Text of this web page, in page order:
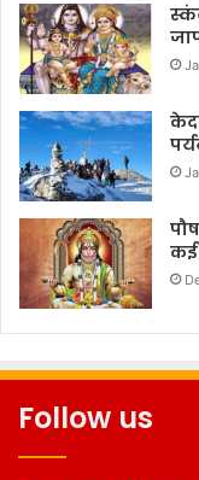
कई
Follow us